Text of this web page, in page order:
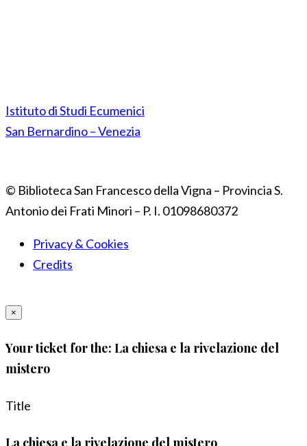
Istituto di Studi Ecumenici
San Bernardino – Venezia
© Biblioteca San Francesco della Vigna – Provincia S.
Antonio dei Frati Minori – P. I. 01098680372
Privacy & Cookies
Credits
×
Your ticket for the: La chiesa e la rivelazione del
mistero
Title
La chiesa e la rivelazione del mistero